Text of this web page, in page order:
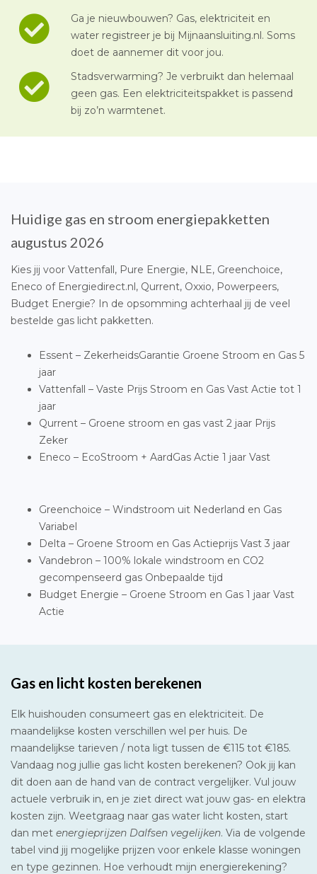
Ga je nieuwbouwen? Gas, elektriciteit en
water registreer je bij Mijnaansluiting.nl. Soms
doet de aannemer dit voor jou.
Stadsverwarming? Je verbruikt dan helemaal
geen gas. Een elektriciteitspakket is passend
bij zo’n warmtenet.
Huidige gas en stroom energiepakketten
augustus 2026
Kies jij voor Vattenfall, Pure Energie, NLE, Greenchoice,
Eneco of Energiedirect.nl, Qurrent, Oxxio, Powerpeers,
Budget Energie? In de opsomming achterhaal jij de veel
bestelde gas licht pakketten.
Essent – ZekerheidsGarantie Groene Stroom en Gas 5
jaar
Vattenfall – Vaste Prijs Stroom en Gas Vast Actie tot 1
jaar
Qurrent – Groene stroom en gas vast 2 jaar Prijs
Zeker
Eneco – EcoStroom + AardGas Actie 1 jaar Vast
Greenchoice – Windstroom uit Nederland en Gas
Variabel
Delta – Groene Stroom en Gas Actieprijs Vast 3 jaar
Vandebron – 100% lokale windstroom en CO2
gecompenseerd gas Onbepaalde tijd
Budget Energie – Groene Stroom en Gas 1 jaar Vast
Actie
Gas en licht kosten berekenen
Elk huishouden consumeert gas en elektriciteit. De
maandelijkse kosten verschillen wel per huis. De
maandelijkse tarieven / nota ligt tussen de €115 tot €185.
Vandaag nog jullie gas licht kosten berekenen? Ook jij kan
dit doen aan de hand van de contract vergelijker. Vul jouw
actuele verbruik in, en je ziet direct wat jouw gas- en elektra
kosten zijn. Weetgraag naar gas water licht kosten, start
dan met energieprijzen Dalfsen vegelijken. Via de volgende
tabel vind jij mogelijke prijzen voor enkele klasse woningen
en type gezinnen. Hoe verhoudt mijn energierekening?